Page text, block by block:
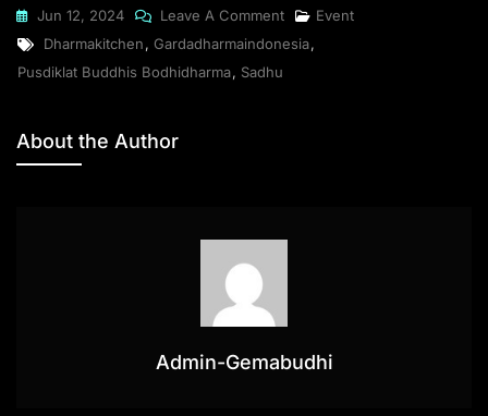
at
s
c
e
e
gr
ai
Jun 12, 2024 Leave A Comment
Event
Dharmakitchen, Gardadharmaindonesia,
Pusdiklat Buddhis Bodhidharma, Sadhu
About the Author
Admin-Gemabudhi